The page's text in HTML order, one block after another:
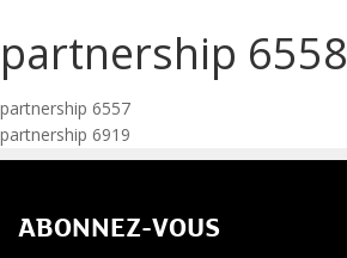
partnership 6558
Navigation
de
l’article
partnership 6557
partnership 6919
ABONNEZ-VOUS